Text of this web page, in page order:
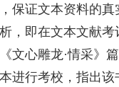
保证文本资料的真
，即在文本文献考
文心雕龙·情采》篇
进行考校，指出